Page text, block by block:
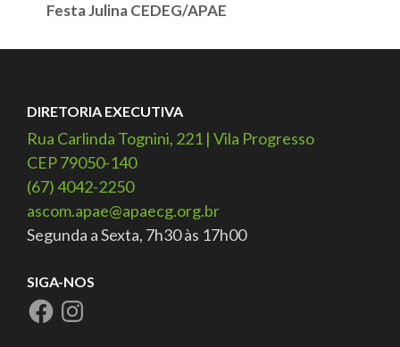
Festa Julina CEDEG/APAE
DIRETORIA EXECUTIVA
Rua Carlinda Tognini, 221 | Vila Progresso
CEP 79050-140
(67) 4042-2250
ascom.apae@apaecg.org.br
Segunda a Sexta, 7h30 às 17h00
SIGA-NOS